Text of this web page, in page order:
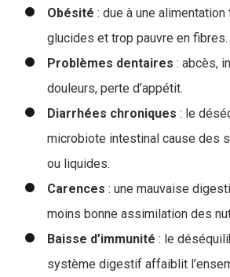
Obésité : due à une
glucides et trop pauvre en fibres.
Problèmes dentaires : abcès,
douleurs, perte d’appétit.
Diarrhées chroniques : le
microbiote intestinal cause des
ou liquides.
Carences : une mauvaise
moins bonne assimilation des
Baisse d’immunité : le
système digestif affaiblit